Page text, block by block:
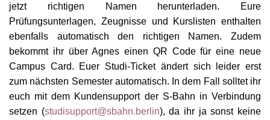
jetzt richtigen Namen herunterladen. Eure
Prüfungsunterlagen, Zeugnisse und Kurslisten enthalten
ebenfalls automatisch den richtigen Namen. Zudem
bekommt ihr über Agnes einen QR Code für eine neue
Campus Card. Euer Studi-Ticket ändert sich leider erst
zum nächsten Semester automatisch. In dem Fall solltet ihr
euch mit dem Kundensupport der S-Bahn in Verbindung
setzen (studisupport@sbahn.berlin), da ihr ja sonst keine